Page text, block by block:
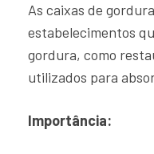
As caixas de
estabelecimentos
gordura, como
utilizados para
Importância: